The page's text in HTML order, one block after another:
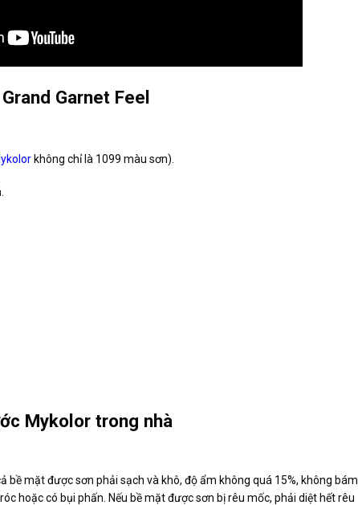
Garnet Feel
không chỉ là 1099 màu sơn).
Mykolor trong nhà
bề mặt được sơn phải sạch và khô, độ ẩm không quá 15%, không bám
hoặc có bụi phấn. Nếu bề mặt được sơn bị rêu mốc, phải diệt hết rêu